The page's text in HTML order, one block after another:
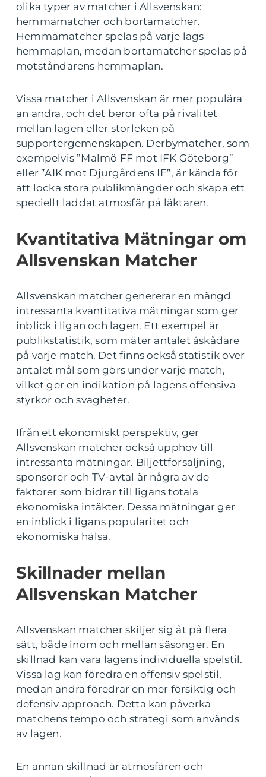
olika typer av matcher i Allsvenskan:
hemmamatcher och bortamatcher.
Hemmamatcher spelas på varje lags
hemmaplan, medan bortamatcher spelas på
motståndarens hemmaplan.
Vissa matcher i Allsvenskan är mer populära
än andra, och det beror ofta på rivalitet
mellan lagen eller storleken på
supportergemenskapen. Derbymatcher, som
exempelvis ”Malmö FF mot IFK Göteborg”
eller ”AIK mot Djurgårdens IF”, är kända för
att locka stora publikmängder och skapa ett
speciellt laddat atmosfär på läktaren.
Kvantitativa Mätningar om
Allsvenskan Matcher
Allsvenskan matcher genererar en mängd
intressanta kvantitativa mätningar som ger
inblick i ligan och lagen. Ett exempel är
publikstatistik, som mäter antalet åskådare
på varje match. Det finns också statistik över
antalet mål som görs under varje match,
vilket ger en indikation på lagens offensiva
styrkor och svagheter.
Ifrån ett ekonomiskt perspektiv, ger
Allsvenskan matcher också upphov till
intressanta mätningar. Biljettförsäljning,
sponsorer och TV-avtal är några av de
faktorer som bidrar till ligans totala
ekonomiska intäkter. Dessa mätningar ger
en inblick i ligans popularitet och
ekonomiska hälsa.
Skillnader mellan
Allsvenskan Matcher
Allsvenskan matcher skiljer sig åt på flera
sätt, både inom och mellan säsonger. En
skillnad kan vara lagens individuella spelstil.
Vissa lag kan föredra en offensiv spelstil,
medan andra föredrar en mer försiktig och
defensiv approach. Detta kan påverka
matchens tempo och strategi som används
av lagen.
En annan skillnad är atmosfären och